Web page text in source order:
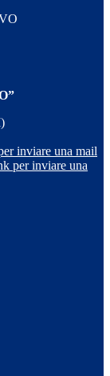
inviare una mail
per inviare una